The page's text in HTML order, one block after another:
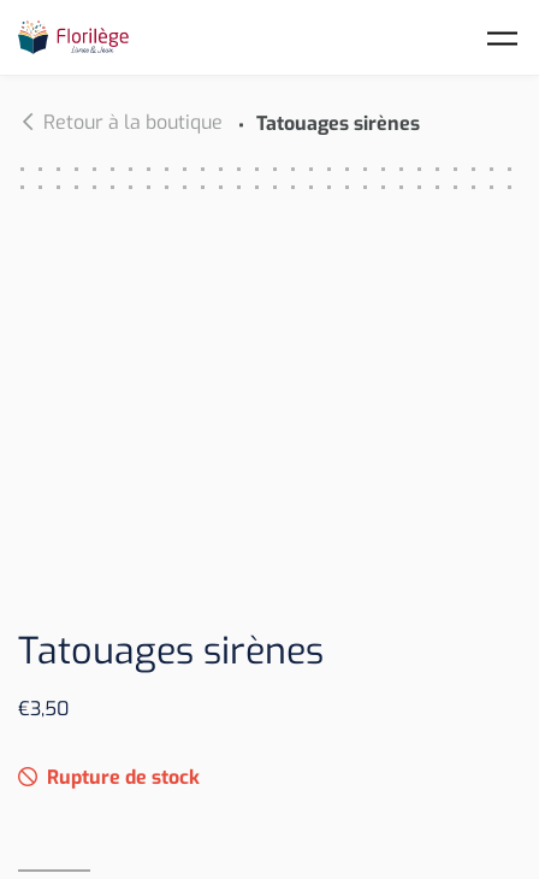
Retour à la boutique Tatouages sirènes
Tatouages sirènes
€3,50
Rupture de stock